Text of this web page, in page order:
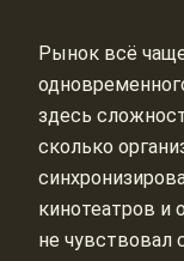
Рынок всё
здесь
сколько
кинотеатров и
не чувствовал